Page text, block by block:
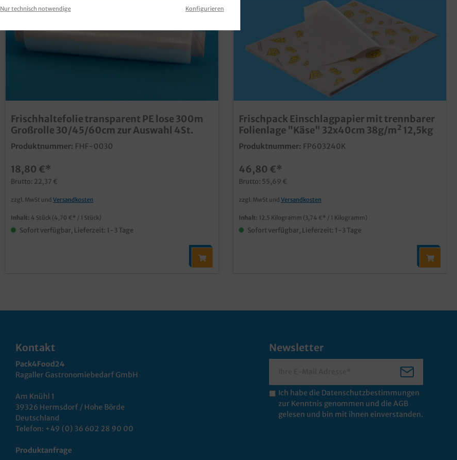
Frischhaltefolie transparent PE lose 300m
Großrolle 30/45/60cm zur Auswahl 4St.
Produktnummer: FHF-0030
18,80 €*
Brutto: 22,37 €
zzgl. MwSt und Versandkosten
Inhalt: 4 Stück (4,70 €* / 1 Stück)
Sofort verfügbar, Lieferzeit: 1-3 Tage
Frischpack Einschlagpapier mit trennbarer
Folienlage "Käse" 32x40cm 38g/m² 12,5kg
Produktnummer: FP603240K
46,80 €*
Brutto: 55,69 €
zzgl. MwSt und Versandkosten
Inhalt: 12.5 Kilogramm (3,74 €* / 1 Kilogramm)
Sofort verfügbar, Lieferzeit: 1-3 Tage
Kontakt
Pack4Food24
Ragaller Gastronomiebedarf GmbH
Am Knühl 1
39326 Hermsdorf / Hohe Börde
Deutschland
Telefon: +49 (0) 36 602 28 90 00
Produktanfrage
Newsletter
Ich habe die Datenschutzbestimmungen
zur Kenntnis genommen und die AGB
gelesen und bin mit ihnen einverstanden.
Nur technisch notwendige Konfigurieren